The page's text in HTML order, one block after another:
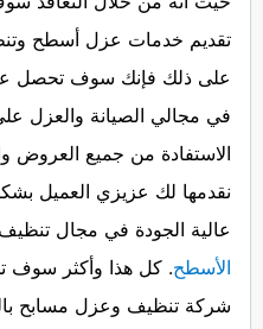
تقديم خدمات عزل أسطح
على ذلك فإنك سوف تحصل
في مجالي الصيانة والعزل
الاستفادة من جميع العروض
نقدمها لك عزيزي العميل
عالية الجودة في مجال
الأسطح. كل هذا وأكثر سوف
شركة تنظيف وعزل مسابح